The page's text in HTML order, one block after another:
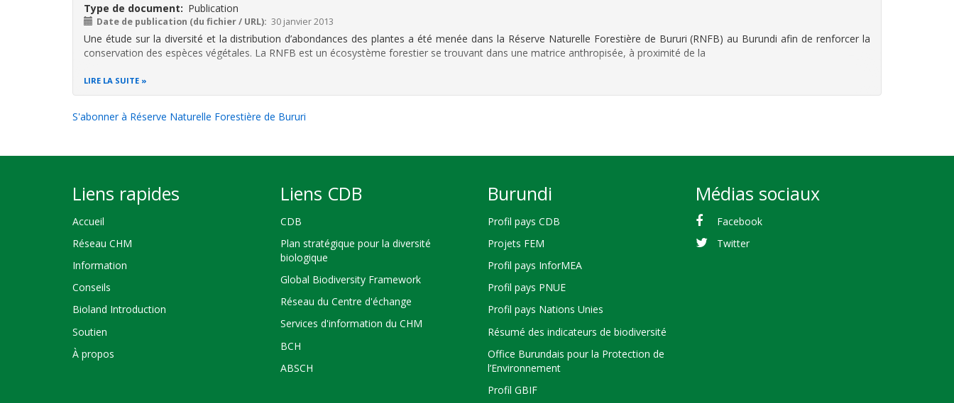
Type de document Publication
Date de publication (du fichier / URL) 30 janvier 2013
Une étude sur la diversité et la distribution d’abondances des plantes a été menée dans la Réserve Naturelle Forestière de Bururi (RNFB) au Burundi afin de renforcer la
conservation des espèces végétales. La RNFB est un écosystème forestier se trouvant dans une matrice anthropisée, à proximité de la
LIRE LA SUITE
S'abonner à Réserve Naturelle Forestière de Bururi
Liens rapides
Accueil
Réseau CHM
Information
Conseils
Bioland Introduction
Soutien
À propos
Liens CDB
CDB
Plan stratégique pour la diversité
biologique
Global Biodiversity Framework
Réseau du Centre d'échange
Services d'information du CHM
BCH
ABSCH
Burundi
Profil pays CDB
Projets FEM
Profil pays InforMEA
Profil pays PNUE
Profil pays Nations Unies
Résumé des indicateurs de biodiversité
Office Burundais pour la Protection de
l’Environnement
Profil GBIF
Médias sociaux
Facebook
Twitter